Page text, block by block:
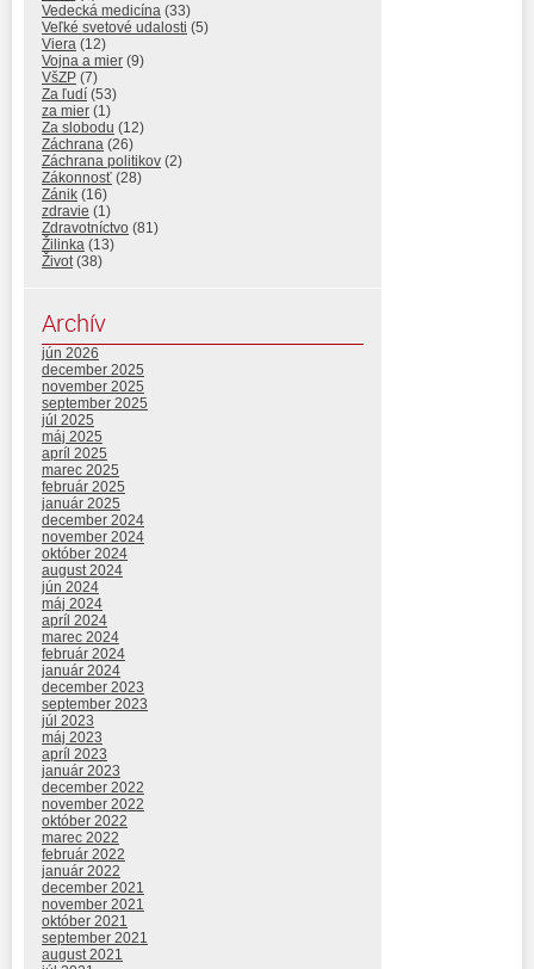
Vedecká medicína (33)
Veľké svetové udalosti (5)
Viera (12)
Vojna a mier (9)
VšZP (7)
Za ľudí (53)
za mier (1)
Za slobodu (12)
Záchrana (26)
Záchrana politikov (2)
Zákonnosť (28)
Zánik (16)
zdravie (1)
Zdravotníctvo (81)
Žilinka (13)
Život (38)
Archív
jún 2026
december 2025
november 2025
september 2025
júl 2025
máj 2025
apríl 2025
marec 2025
február 2025
január 2025
december 2024
november 2024
október 2024
august 2024
jún 2024
máj 2024
apríl 2024
marec 2024
február 2024
január 2024
december 2023
september 2023
júl 2023
máj 2023
apríl 2023
január 2023
december 2022
november 2022
október 2022
marec 2022
február 2022
január 2022
december 2021
november 2021
október 2021
september 2021
august 2021